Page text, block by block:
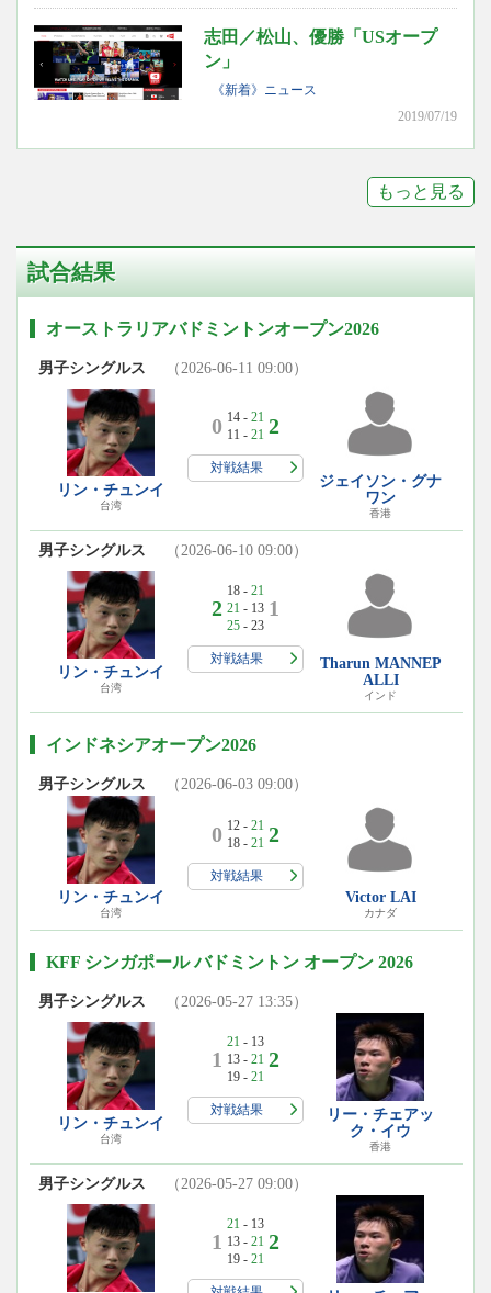
志田／松山、優勝「USオープ
ン」
《新着》ニュース
2019/07/19
もっと見る
試合結果
オーストラリアバドミントンオープン2026
男子シングルス （2026-06-11 09:00）
リン・チュンイ
台湾
0 14 - 21
11 - 21 2
対戦結果
ジェイソン・グナ
ワン
香港
男子シングルス （2026-06-10 09:00）
リン・チュンイ
台湾
2
18 - 21
21 - 13
25- 23
1
対戦結果
Tharun MANNEP
ALLI
インド
インドネシアオープン2026
男子シングルス （2026-06-03 09:00）
リン・チュンイ
台湾
0 12 - 21
18 - 21 2
対戦結果
Victor LAI
カナダ
KFF シンガポール バドミントン オープン 2026
男子シングルス （2026-05-27 13:35）
リン・チュンイ
台湾
1
21 - 13
13 - 21
19 - 21
2
対戦結果
リー・チェアッ
ク・イウ
香港
男子シングルス （2026-05-27 09:00）
1
21 - 13
13 - 21
19 - 21
2